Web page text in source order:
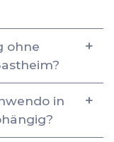
ohne
in